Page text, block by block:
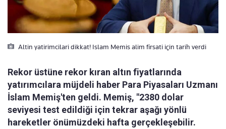
Altin yatirimcilari dikkat! Islam Memis alim firsati için tarih verdi
Rekor üstüne rekor kıran altın fiyatlarında
yatırımcılara müjdeli haber Para Piyasaları Uzmanı
İslam Memiş'ten geldi. Memiş, "2380 dolar
seviyesi test edildiği için tekrar aşağı yönlü
hareketler önümüzdeki hafta gerçekleşebilir.